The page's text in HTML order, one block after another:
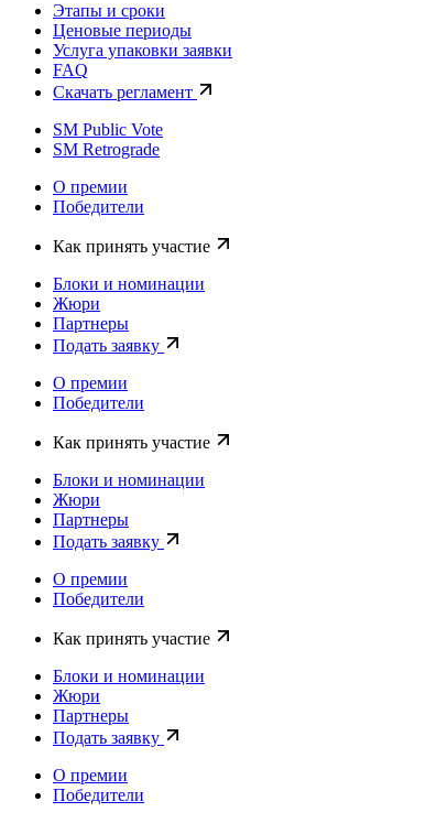
Этапы и сроки
Ценовые периоды
Услуга упаковки заявки
FAQ
Скачать регламент
SM Public Vote
SM Retrograde
О премии
Победители
Как принять участие
Блоки и номинации
Жюри
Партнеры
Подать заявку
О премии
Победители
Как принять участие
Блоки и номинации
Жюри
Партнеры
Подать заявку
О премии
Победители
Как принять участие
Блоки и номинации
Жюри
Партнеры
Подать заявку
О премии
Победители